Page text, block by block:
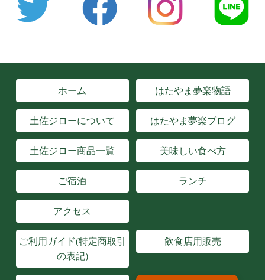
ホーム はたやま夢楽物語
土佐ジローについて はたやま夢楽ブログ
土佐ジロー商品一覧 美味しい食べ方
ご宿泊 ランチ
アクセス
ご利用ガイド(特定商取引
の表記)
飲食店用販売